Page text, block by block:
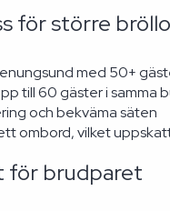
för större
med 50+
till 60 gäster i samma
och bekväma säten
ombord, vilket
för brudparet